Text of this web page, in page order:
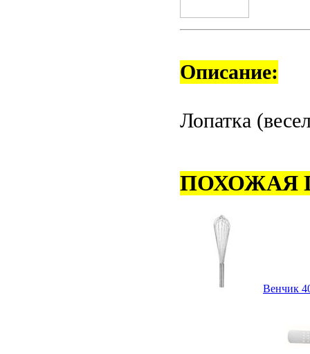
Описание:
Лопатка
ПОХОЖАЯ
Венчик